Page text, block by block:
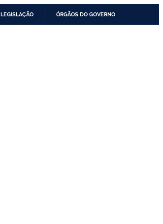
LEGISLAÇÃO ÓRGÃOS DO GOVERNO